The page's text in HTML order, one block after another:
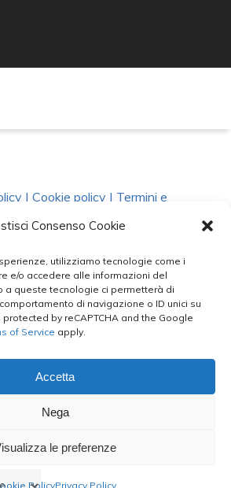
Consenso Cookie
utilizziamo tecnologie come i
e/o accedere alle informazioni del
a queste tecnologie ci permetterà di
di navigazione o ID unici su
by reCAPTCHA and the Google
of Service apply.
Accetta
Nega
le preferenze
PolicyPrivacy Policy
| Cookie policy | Termini e
|Richiedi Dati
instagram whatsappphone
email
Le Bontà del Capo ©